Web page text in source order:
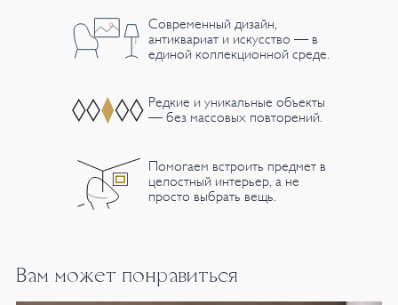
Современный дизайн,
антиквариат и искусство — в
единой коллекционной среде.
Редкие и уникальные объекты
— без массовых повторений.
Помогаем встроить предмет в
целостный интерьер, а не
просто выбрать вещь.
Вам может понравиться